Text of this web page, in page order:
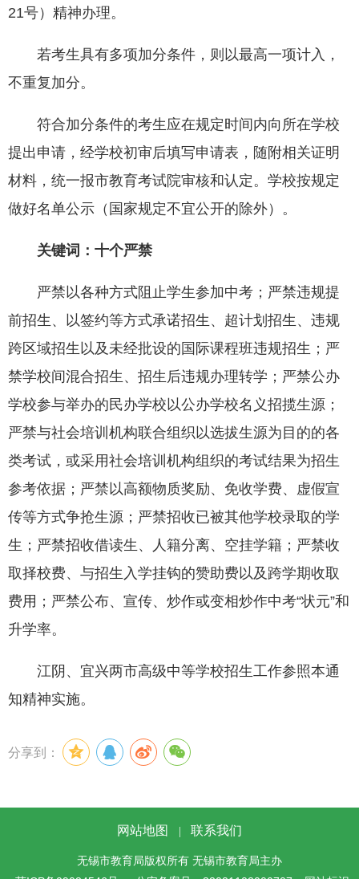
21号）精神办理。
若考生具有多项加分条件，则以最高一项计入，
不重复加分。
符合加分条件的考生应在规定时间内向所在学校
提出申请，经学校初审后填写申请表，随附相关证明
材料，统一报市教育考试院审核和认定。学校按规定
做好名单公示（国家规定不宜公开的除外）。
关键词：十个严禁
严禁以各种方式阻止学生参加中考；严禁违规提
前招生、以签约等方式承诺招生、超计划招生、违规
跨区域招生以及未经批设的国际课程班违规招生；严
禁学校间混合招生、招生后违规办理转学；严禁公办
学校参与举办的民办学校以公办学校名义招揽生源；
严禁与社会培训机构联合组织以选拔生源为目的的各
类考试，或采用社会培训机构组织的考试结果为招生
参考依据；严禁以高额物质奖励、免收学费、虚假宣
传等方式争抢生源；严禁招收已被其他学校录取的学
生；严禁招收借读生、人籍分离、空挂学籍；严禁收
取择校费、与招生入学挂钩的赞助费以及跨学期收取
费用；严禁公布、宣传、炒作或变相炒作中考“状元”和
升学率。
江阴、宜兴两市高级中等学校招生工作参照本通
知精神实施。
分享到：
网站地图 联系我们
无锡市教育局版权所有 无锡市教育局主办